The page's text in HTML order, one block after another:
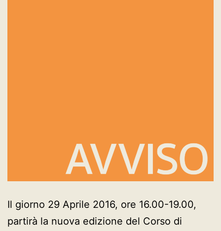
Il giorno 29 Aprile 2016, ore 16.00-19.00,
partirà la nuova edizione del Corso di